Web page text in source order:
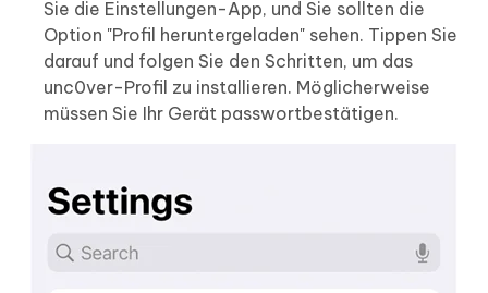
Sie die Einstellungen-App, und Sie sollten die
Option "Profil heruntergeladen" sehen. Tippen Sie
darauf und folgen Sie den Schritten, um das
unc0ver-Profil zu installieren. Möglicherweise
müssen Sie Ihr Gerät passwortbestätigen.